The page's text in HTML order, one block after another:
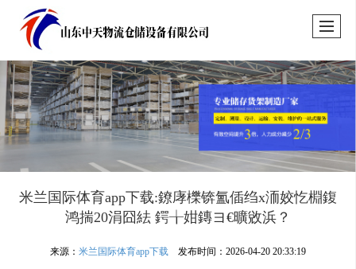
米兰国际体育app下载:鐐庨櫟锛氳偛绉х洏姣忔棩鍑
鸿揣20涓囧紶 鍔╁姏鏄ヨ€曠敓浜？
来源：米兰国际体育app下载 发布时间：2026-04-20 20:33:19